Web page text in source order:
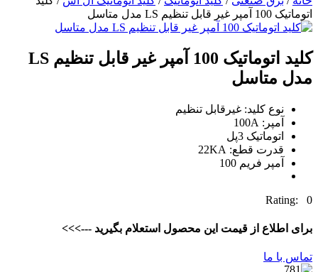
اتوماتیک 100 آمپر غیر قابل تنظیم LS مدل متاسل
کلید اتوماتیک 100 آمپر غیر قابل تنظیم LS
مدل متاسل
نوع کلید: غیرقابل تنظیم
آمپر: 100A
اتوماتیک 3پل
قدرت قطع: 22KA
آمپر فریم 100
Rating: 0
برای اطلاع از قیمت این محصول استعلام بگیرید --->>>
تماس با ما